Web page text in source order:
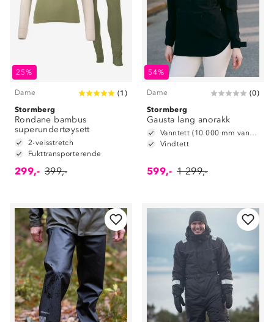
25%
Dame (1 )
Stormberg
Rondane bambus
superundertøysett
2-veisstretch
Fukttransporterende
299,- 399,-
54%
Dame (0)
Stormberg
Gausta lang anorakk
Vanntett (10 000 mm vannsøyle)
Vindtett
599,- 1 299,-